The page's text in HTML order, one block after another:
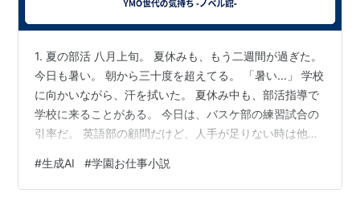
1. 夏の部活 八月上旬。 夏休みも、もう二週間が過ぎた。
今日も暑い。 朝から三十度を超えてる。 「暑い...」 学校
に向かいながら、汗を拭いた。 夏休み中も、部活指導で
学校に来ることがある。 今日は、バスケ部の練習試合の
引率だ。 英語部の顧問だけど、人手が足りない時は他の
育館に着くと、バスケ部が練習してた。 「おはようござ
います！」 「おはよう。今日は練習試合だね」 「はい！
#生成AI #学園お仕事小説